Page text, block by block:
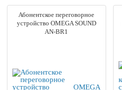
Абонентское переговорное
устройство OMEGA SOUND
AN-BR1